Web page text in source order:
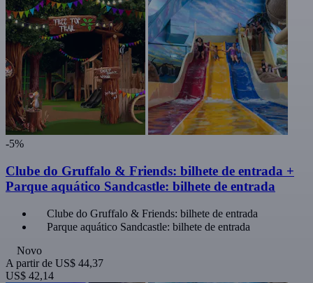
-5%
Clube do Gruffalo & Friends: bilhete de entrada +
Parque aquático Sandcastle: bilhete de entrada
Clube do Gruffalo & Friends: bilhete de entrada
Parque aquático Sandcastle: bilhete de entrada
Novo
A partir de US$ 44,37
US$ 42,14